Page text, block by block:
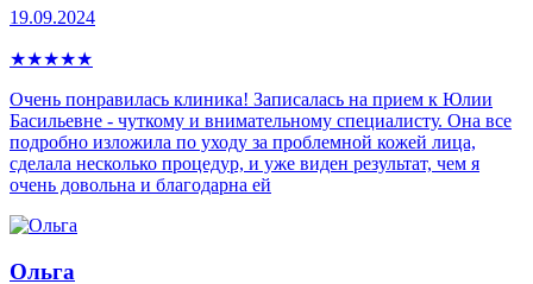
19.09.2024
★★★★★
Очень понравилась клиника! Записалась на прием к Юлии
Басильевне - чуткому и внимательному специалисту. Она все
подробно изложила по уходу за проблемной кожей лица,
сделала несколько процедур, и уже виден результат, чем я
очень довольна и благодарна ей
Ольга